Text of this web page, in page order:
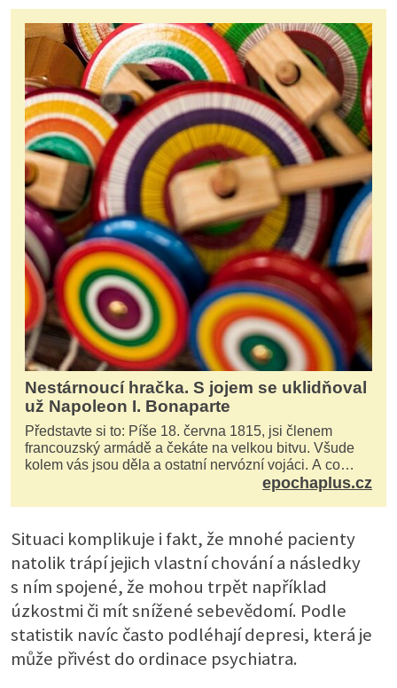
Nestárnoucí hračka. S jojem se uklidňoval
už Napoleon I. Bonaparte
Představte si to: Píše 18. června 1815, jsi členem
francouzský armádě a čekáte na velkou bitvu. Všude
kolem vás jsou děla a ostatní nervózní vojáci. A co
děláte vy? Hrajete si… s jojem! Zdá se v...epochaplus.cz
Situaci komplikuje i fakt, že mnohé pacienty
natolik trápí jejich vlastní chování a následky
s ním spojené, že mohou trpět například
úzkostmi či mít snížené sebevědomí. Podle
statistik navíc často podléhají depresi, která je
může přivést do ordinace psychiatra.